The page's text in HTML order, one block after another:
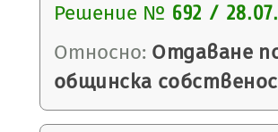
Решение № 692 /
Относно: Отдаване
общинска